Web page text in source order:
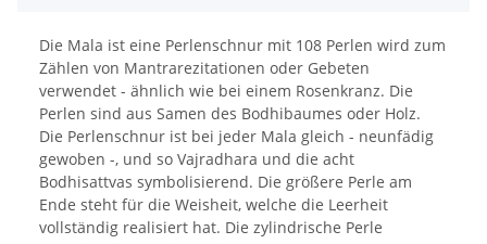
Die Mala ist eine Perlenschnur mit 108 Perlen wird zum
Zählen von Mantrarezitationen oder Gebeten
verwendet - ähnlich wie bei einem Rosenkranz. Die
Perlen sind aus Samen des Bodhibaumes oder Holz.
Die Perlenschnur ist bei jeder Mala gleich - neunfädig
gewoben -, und so Vajradhara und die acht
Bodhisattvas symbolisierend. Die größere Perle am
Ende steht für die Weisheit, welche die Leerheit
vollständig realisiert hat. Die zylindrische Perle